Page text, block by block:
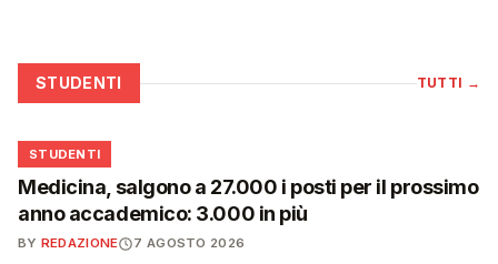
STUDENTI TUTTI →
🎓
STUDENTI
Medicina, salgono a 27.000 i posti per il prossimo
anno accademico: 3.000 in più
BY REDAZIONE 7 AGOSTO 2026